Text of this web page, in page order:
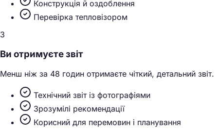
Конструкція й оздоблення
Перевірка тепловізором
3
Ви отримуєте звіт
Менш ніж за 48 годин отримаєте чіткий, детальний звіт.
Технічний звіт із фотографіями
Зрозумілі рекомендації
Корисний для перемовин і планування